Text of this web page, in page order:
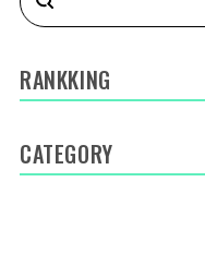
RANKKING
CATEGORY